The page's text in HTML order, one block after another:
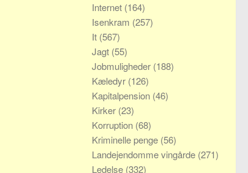
Internet (164)
Isenkram (257)
It (567)
Jagt (55)
Jobmuligheder (188)
Kæledyr (126)
Kapitalpension (46)
Kirker (23)
Korruption (68)
Kriminelle penge (56)
Landejendomme vingårde (271)
Ledelse (332)